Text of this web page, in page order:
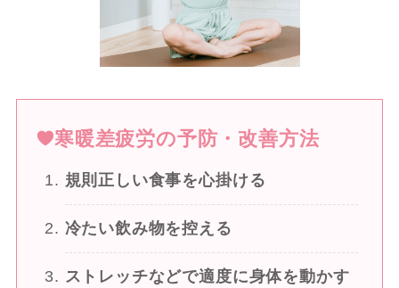
寒暖差疲労の予防・改善方法
規則正しい食事を心掛ける
冷たい飲み物を控える
ストレッチなどで適度に身体を動かす